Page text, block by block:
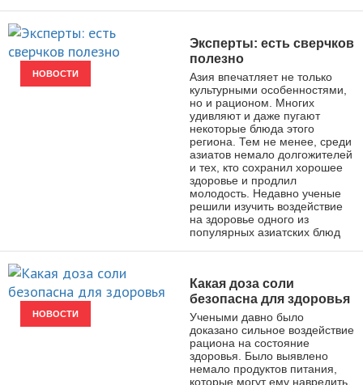
НОВОСТИ
Эксперты: есть сверчков
полезно
Азия впечатляет не только
культурными особенностями,
но и рационом. Многих
удивляют и даже пугают
некоторые блюда этого
региона. Тем не менее, среди
азиатов немало долгожителей
и тех, кто сохранил хорошее
здоровье и продлил
молодость. Недавно ученые
решили изучить воздействие
на здоровье одного из
популярных азиатских блюд
НОВОСТИ
Какая доза соли
безопасна для здоровья
Учеными давно было
доказано сильное воздействие
рациона на состояние
здоровья. Было выявлено
немало продуктов питания,
которые могут ему навредить.